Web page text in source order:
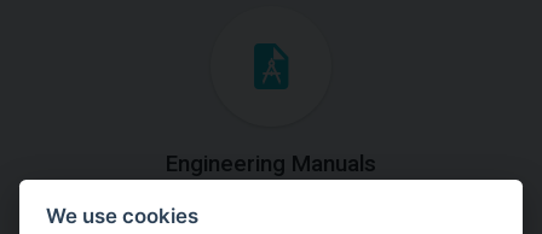
Engineering Manuals
Step by steps guides on how
We use cookies